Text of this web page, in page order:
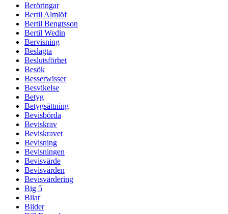
Beröringar
Bertil Almlöf
Bertil Bengtsson
Bertil Wedin
Bervisning
Beslagta
Beslutsförhet
Besök
Besserwisser
Besvikelse
Betyg
Betygsättning
Bevisbörda
Beviskrav
Beviskravet
Bevisning
Bevisningen
Bevisvärde
Bevisvärden
Bevisvärdering
Big 5
Bilar
Bilder